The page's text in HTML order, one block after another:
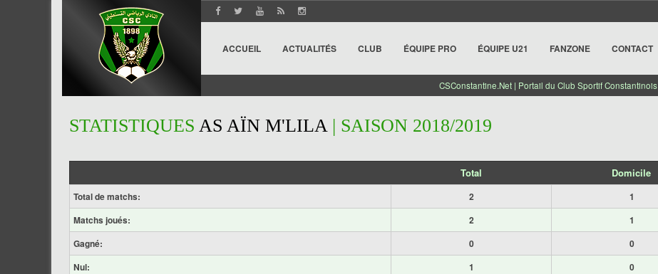
ACCUEIL ACTUALITÉS CLUB ÉQUIPE PRO ÉQUIPE U21 FANZONE CONTACT
CSConstantine.Net | Portail du Club Sportif Constantinois
STATISTIQUES AS AÏN M'LILA| SAISON 2018/2019
Total Domicile
Total de matchs: 2 1
Matchs joués:
2 1
Gagné:
0 0
Nul:
1 0